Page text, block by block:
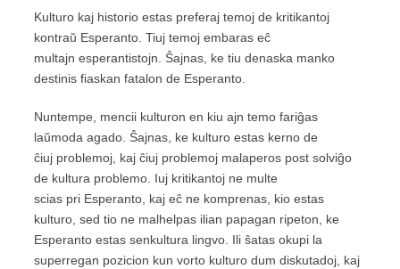
Kulturo kaj historio estas preferaj temoj de kritikantoj
kontraŭ Esperanto. Tiuj temoj embaras eĉ
multajn esperantistojn. Ŝajnas, ke tiu denaska manko
destinis fiaskan fatalon de Esperanto.
Nuntempe, mencii kulturon en kiu ajn temo fariĝas
laŭmoda agado. Ŝajnas, ke kulturo estas kerno de
ĉiuj problemoj, kaj ĉiuj problemoj malaperos post solviĝo
de kultura problemo. Iuj kritikantoj ne multe
scias pri Esperanto, kaj eĉ ne komprenas, kio estas
kulturo, sed tio ne malhelpas ilian papagan ripeton, ke
Esperanto estas senkultura lingvo. Ili ŝatas okupi la
superregan pozicion kun vorto kulturo dum diskutadoj, kaj